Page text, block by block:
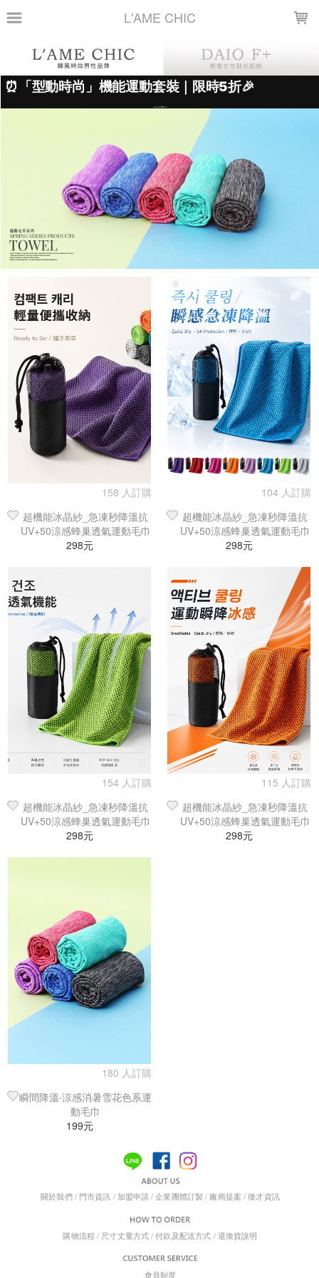
L'AME CHIC
上架時間 銷售件數 銷售價格
樣式尺寸篩選
全部樣式 灰 紅 玫紅
孔雀藍
紫
30*100
158 人訂購
超機能冰晶紗_急凍秒降溫抗
UV+50涼感蜂巢透氣運動毛巾
（10色可選）
298元
104 人訂購
超機能冰晶紗_急凍秒降溫抗
UV+50涼感蜂巢透氣運動毛巾
（10色可選）
298元
154 人訂購
超機能冰晶紗_急凍秒降溫抗
UV+50涼感蜂巢透氣運動毛巾
（10色可選）
298元
115 人訂購
超機能冰晶紗_急凍秒降溫抗
UV+50涼感蜂巢透氣運動毛巾
（10色可選）
298元
180 人訂購
瞬間降溫‧涼感消暑雪花色系運
動毛巾
199元